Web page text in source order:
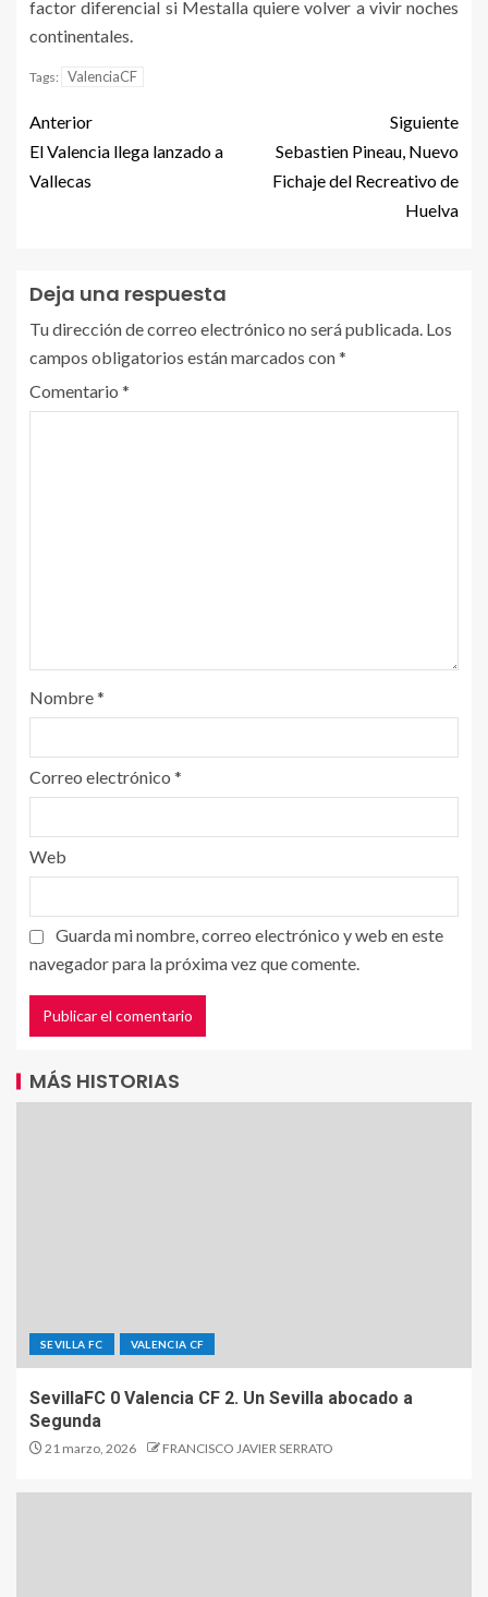
factor diferencial si Mestalla quiere volver a vivir noches
continentales.
Tags: ValenciaCF
Anterior
El Valencia llega lanzado a
Vallecas
Siguiente
Sebastien Pineau, Nuevo
Fichaje del Recreativo de
Huelva
Deja una respuesta
Tu dirección de correo electrónico no será publicada. Los
campos obligatorios están marcados con*
Comentario *
Nombre*
Correo electrónico *
Web
Guarda mi nombre, correo electrónico y web en este
navegador para la próxima vez que comente.
MÁS HISTORIAS
SEVILLA FC VALENCIA CF
SevillaFC 0 Valencia CF 2. Un Sevilla abocado a
Segunda
21 marzo, 2026 FRANCISCO JAVIER SERRATO